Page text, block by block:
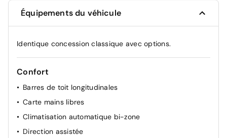
Équipements du véhicule
Identique concession classique avec options.
Confort
Barres de toit longitudinales
Carte mains libres
Climatisation automatique bi-zone
Direction assistée